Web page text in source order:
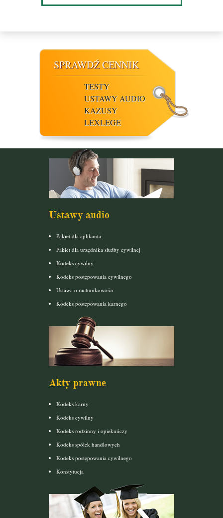
SPRAWDŹ CENNIK
TESTY
USTAWY AUDIO
KAZUSY
LEXLEGE
Ustawy audio
Pakiet dla aplikanta
Pakiet dla urzędnika służby cywilnej
Kodeks cywilny
Kodeks postępowania cywilnego
Ustawa o rachunkowości
Kodeks postepowania karnego
Akty prawne
Kodeks karny
Kodeks cywilny
Kodeks rodzinny i opiekuńczy
Kodeks spółek handlowych
Kodeks postępowania cywilnego
Konstytucja